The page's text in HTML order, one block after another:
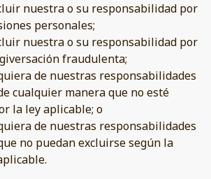
nuestra o su responsabilidad por
personales;
nuestra o su responsabilidad por
fraudulenta;
de nuestras responsabilidades
cualquier manera que no esté
la ley aplicable; o
de nuestras responsabilidades
no puedan excluirse según la